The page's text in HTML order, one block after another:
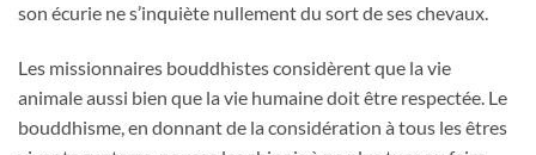
son écurie ne s’inquiète nullement du sort de ses chevaux.
Les missionnaires bouddhistes considèrent que la vie
animale aussi bien que la vie humaine doit être respectée. Le
bouddhisme, en donnant de la considération à tous les êtres